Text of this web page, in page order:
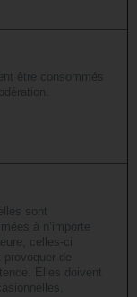
être consommés
sont
à n’importe
celles-ci
provoquer de
Elles doivent